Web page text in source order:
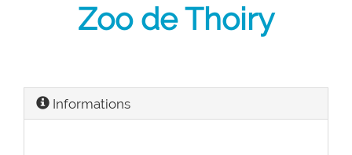
Zoo de Thoiry
Informations